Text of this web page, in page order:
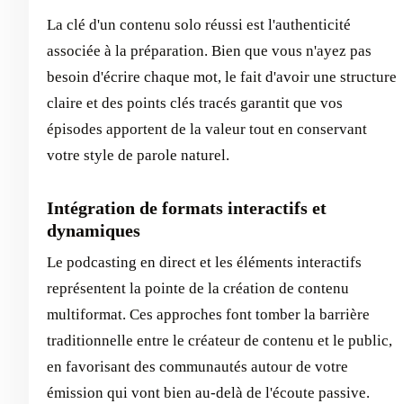
La clé d'un contenu solo réussi est l'authenticité
associée à la préparation. Bien que vous n'ayez pas
besoin d'écrire chaque mot, le fait d'avoir une structure
claire et des points clés tracés garantit que vos
épisodes apportent de la valeur tout en conservant
votre style de parole naturel.
Intégration de formats interactifs et
dynamiques
Le podcasting en direct et les éléments interactifs
représentent la pointe de la création de contenu
multiformat. Ces approches font tomber la barrière
traditionnelle entre le créateur de contenu et le public,
en favorisant des communautés autour de votre
émission qui vont bien au-delà de l'écoute passive.